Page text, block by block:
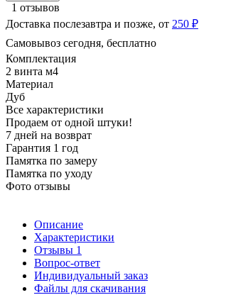
1 отзывов
Доставка послезавтра и позже, от 250 ₽
Самовывоз сегодня, бесплатно
Комплектация
2 винта м4
Материал
Дуб
Все характеристики
Продаем от одной штуки!
7 дней на возврат
Гарантия 1 год
Памятка по замеру
Памятка по уходу
Фото отзывы
Описание
Характеристики
Отзывы 1
Вопрос-ответ
Индивидуальный заказ
Файлы для скачивания